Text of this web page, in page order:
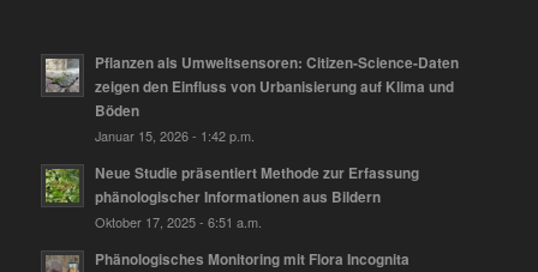
Pflanzen als Umweltsensoren: Citizen-Science-Daten
zeigen den Einfluss von Urbanisierung auf Klima und
Böden
Januar 15, 2026 - 1:42 p.m.
Neue Studie präsentiert Methode zur Erfassung
phänologischer Informationen aus Bildern
Oktober 17, 2025 - 6:51 a.m.
Phänologisches Monitoring mit Flora Incognita